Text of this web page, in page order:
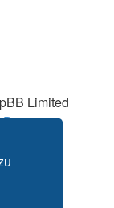
Limited